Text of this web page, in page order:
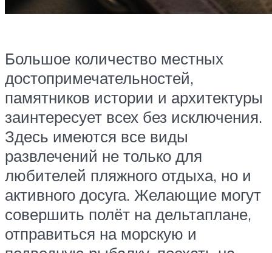
Большое количество местных
достопримечательностей,
памятников истории и архитектуры
заинтересует всех без исключения.
Здесь имеются все виды
развлечений не только для
любителей пляжного отдыха, но и
активного досуга. Желающие могут
совершить полёт на дельтаплане,
отправиться на морскую и